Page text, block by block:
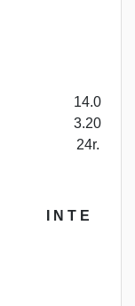
14.0
3.20
24r.
I N T E